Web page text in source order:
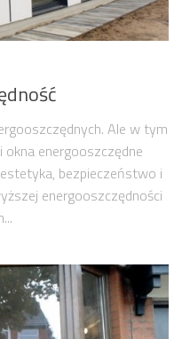
Ale w tym
energooszczędne
bezpieczeństwo i
energooszczędności